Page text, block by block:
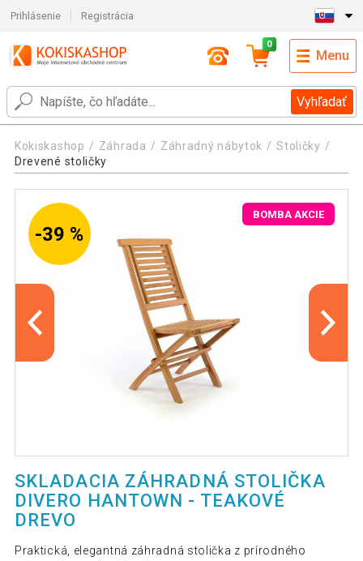
Prihlásenie Registrácia
Vyhľadať
0
Menu
Kokiskashop Záhrada Záhradný nábytok
Stoličky
Drevené stoličky
-39 %
BOMBA AKCIE
SKLADACIA ZÁHRADNÁ STOLIČKA
DIVERO HANTOWN - TEAKOVÉ
DREVO
Praktická, elegantná záhradná stolička z prírodného